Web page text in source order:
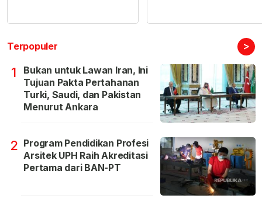
Terpopuler >
1
Bukan untuk Lawan Iran, Ini
Tujuan Pakta Pertahanan
Turki, Saudi, dan Pakistan
Menurut Ankara
2 Program Pendidikan Profesi
Arsitek UPH Raih Akreditasi
Pertama dari BAN-PT